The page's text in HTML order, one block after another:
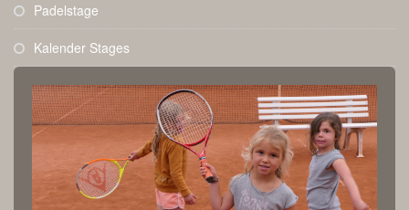
Padelstage
Kalender Stages